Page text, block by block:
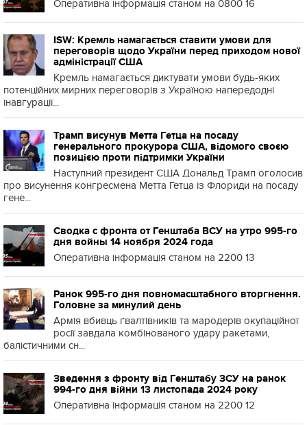
Оперативна інформація станом на 0800 16
ISW: Кремль намагається ставити умови для
переговорів щодо України перед приходом нової
адміністрації США
Кремль намагається диктувати умови будь-яких
потенційних мирних переговорів з Україною напередодні
інавгурації...
Трамп висунув Метта Гетца на посаду
генерального прокурора США, відомого своєю
позицією проти підтримки України
Наступний президент США Дональд Трамп оголосив
про висунення конгресмена Метта Гетца із Флориди на посаду
гене...
Сводка с фронта от Генштаба ВСУ на утро 995-го
дня войны 14 ноября 2024 года
Оперативна інформація станом на 2200 13
Ранок 995-го дня повномасштабного вторгнення.
Головне за минулий день
Армія вбивць ґвалтівників та мародерів окупаційної
росії завдала комбінованого удару ракетами,
балістичними сн...
Зведення з фронту від Генштабу ЗСУ на ранок
994-го дня війни 13 листопада 2024 року
Оперативна інформація станом на 2200 12